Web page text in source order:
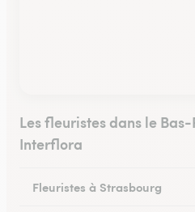
Les fleuristes dans le
Interflora
Fleuristes à Strasbourg